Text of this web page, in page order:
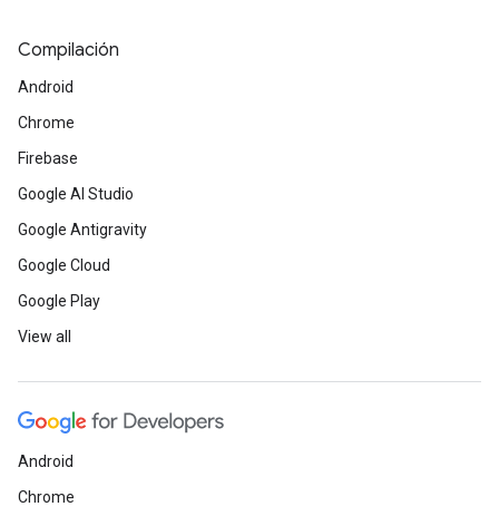
Compilación
Android
Chrome
Firebase
Google AI Studio
Google Antigravity
Google Cloud
Google Play
View all
Android
Chrome